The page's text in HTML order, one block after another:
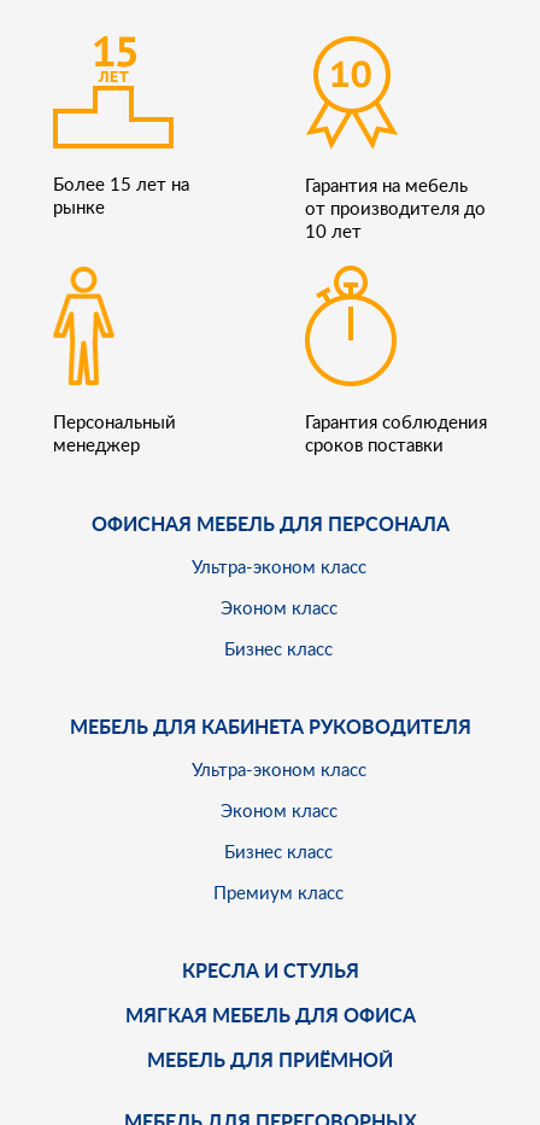
Более 15 лет на
рынке
Гарантия на мебель
от производителя до
10 лет
Персональный
менеджер
Гарантия соблюдения
сроков поставки
ОФИСНАЯ МЕБЕЛЬ ДЛЯ ПЕРСОНАЛА
Ультра-эконом класс
Эконом класс
Бизнес класс
МЕБЕЛЬ ДЛЯ КАБИНЕТА РУКОВОДИТЕЛЯ
Ультра-эконом класс
Эконом класс
Бизнес класс
Премиум класс
КРЕСЛА И СТУЛЬЯ
МЯГКАЯ МЕБЕЛЬ ДЛЯ ОФИСА
МЕБЕЛЬ ДЛЯ ПРИЁМНОЙ